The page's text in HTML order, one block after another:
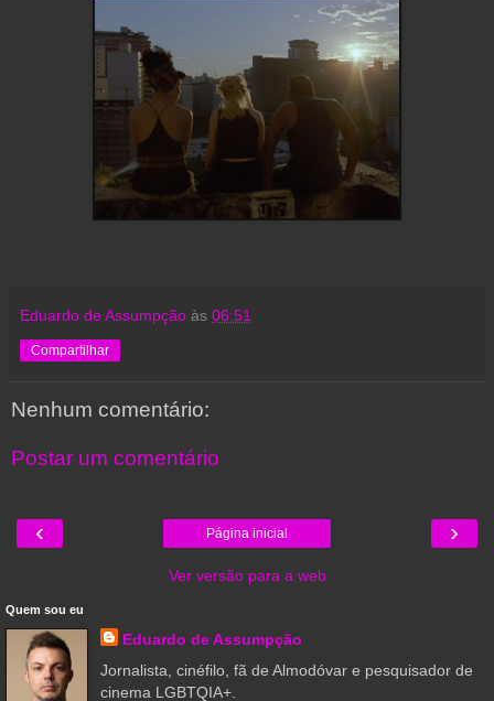
Eduardo de Assumpção às 06:51
Compartilhar
Nenhum comentário:
Postar um comentário
‹ ›
Página inicial
Ver versão para a web
Quem sou eu
Eduardo de Assumpção
Jornalista, cinéfilo, fã de Almodóvar e pesquisador de
cinema LGBTQIA+.